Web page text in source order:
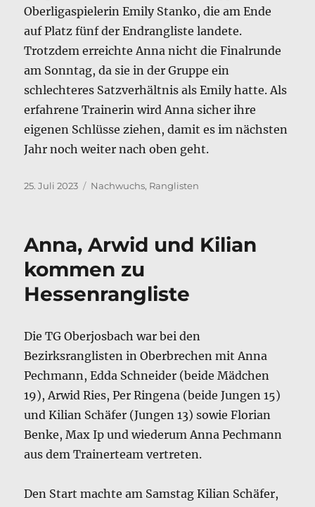
Oberligaspielerin Emily Stanko, die am Ende
auf Platz fünf der Endrangliste landete.
Trotzdem erreichte Anna nicht die Finalrunde
am Sonntag, da sie in der Gruppe ein
schlechteres Satzverhältnis als Emily hatte. Als
erfahrene Trainerin wird Anna sicher ihre
eigenen Schlüsse ziehen, damit es im nächsten
Jahr noch weiter nach oben geht.
Veröffentlicht
25. Juli 2023 Kategorien
Nachwuchs, Ranglisten
Anna, Arwid und Kilian
kommen zu
Hessenrangliste
Die TG Oberjosbach war bei den
Bezirksranglisten in Oberbrechen mit Anna
Pechmann, Edda Schneider (beide Mädchen
19), Arwid Ries, Per Ringena (beide Jungen 15)
und Kilian Schäfer (Jungen 13) sowie Florian
Benke, Max Ip und wiederum Anna Pechmann
aus dem Trainerteam vertreten.
Den Start machte am Samstag Kilian Schäfer,